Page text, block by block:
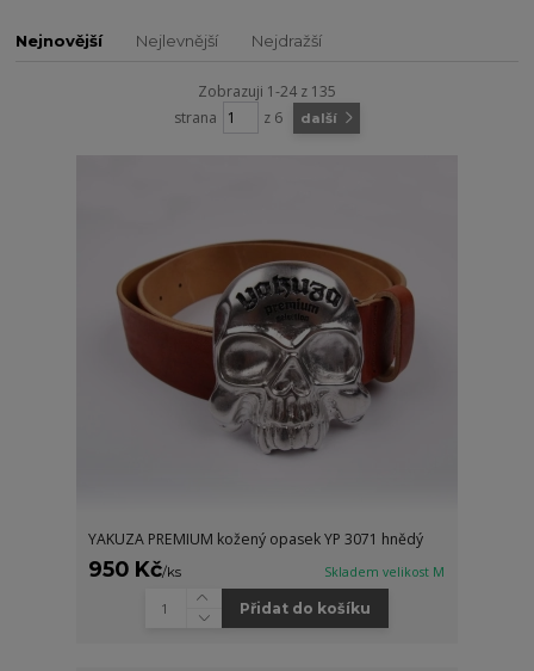
Nejnovější Nejlevnější Nejdražší
Zobrazuji 1-24 z 135
strana
z 6 další
YAKUZA PREMIUM kožený opasek YP 3071 hnědý
950 Kč/ks Skladem velikost M
Přidat do košíku